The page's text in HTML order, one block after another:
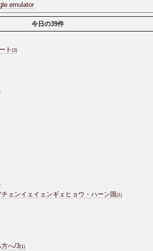
emulator
今日の39件
ト(3)
ェンイェイェンギェヒョウ・ハーン国(1)
方へ/3(1)